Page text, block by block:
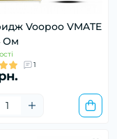
Voopoo VMATE
Ом
1